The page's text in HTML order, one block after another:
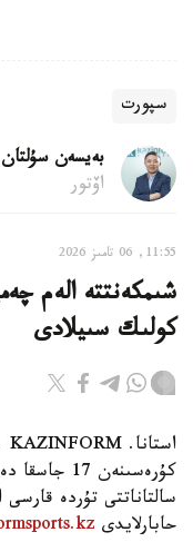
سپورت
بەيسەن سۇلتان
اۆتور
11:55, 06 تامىز 2026
شىمكەنتتە الەم
كولىك سىيلادى
كۇرەسىنەن
سالتاناتتى تۇردە
حابارلايدى